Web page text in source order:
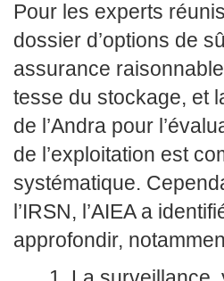
Pour les experts
dossier d’options de
assurance
tesse du stockage, et
de l’Andra pour
de l’exploitation est
systématique.
l’IRSN, l’AIEA a
approfondir,